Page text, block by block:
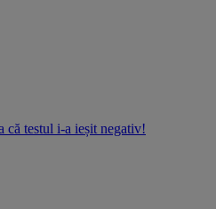
testul i-a ieșit negativ!